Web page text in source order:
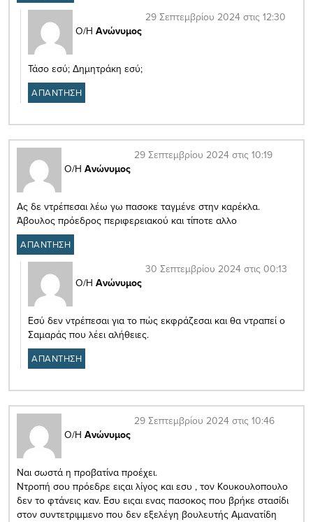
Ο/Η Ανώνυμος
29 Σεπτεμβρίου 2024 στις 12:30
Τάσο εσύ; Δημητράκη εσύ;
ΑΠΑΝΤΗΣΗ
Ο/Η Ανώνυμος
29 Σεπτεμβρίου 2024 στις 10:19
Ας δε ντρέπεσαι λέω γω πασοκε ταγμένε στην καρέκλα.
Άβουλος πρόεδρος περιφερειακού και τίποτε αλλο
ΑΠΑΝΤΗΣΗ
Ο/Η Ανώνυμος
30 Σεπτεμβρίου 2024 στις 00:13
Εσύ δεν ντρέπεσαι για το πώς εκφράζεσαι και θα ντραπεί ο
Σαμαράς που λέει αλήθειες.
ΑΠΑΝΤΗΣΗ
Ο/Η Ανώνυμος
29 Σεπτεμβρίου 2024 στις 10:46
Ναι σωστά η προβατίνα προέχει.
Ντροπή σου πρόεδρε ειςαι λίγος και εσυ , τον Κουκουλοπουλο
δεν το φτάνεις καν. Εσυ ειςαι ενας πασοκος που βρήκε στασίδι
στον συντετριμμενο που δεν εξελέγη βουλευτής Αμανατίδη